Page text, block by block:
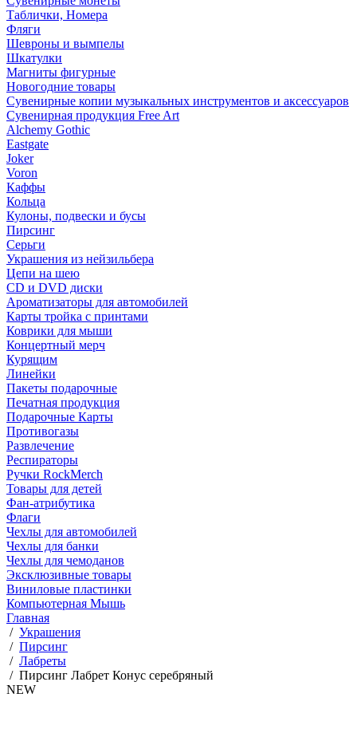
Таблички, Номера
Фляги
Шевроны и вымпелы
Шкатулки
Магниты фигурные
Новогодние товары
Сувенирные копии музыкальных инструментов и аксессуаров
Сувенирная продукция Free Art
Alchemy Gothic
Eastgate
Joker
Voron
Каффы
Кольца
Кулоны, подвески и бусы
Пирсинг
Серьги
Украшения из нейзильбера
Цепи на шею
CD и DVD диски
Ароматизаторы для автомобилей
Карты тройка с принтами
Коврики для мыши
Концертный мерч
Курящим
Линейки
Пакеты подарочные
Печатная продукция
Подарочные Карты
Противогазы
Развлечение
Респираторы
Ручки RockMerch
Товары для детей
Фан-атрибутика
Флаги
Чехлы для автомобилей
Чехлы для банки
Чехлы для чемоданов
Эксклюзивные товары
Виниловые пластинки
Компьютерная Мышь
Главная
/ Украшения
/ Пирсинг
/ Лабреты
/ Пирсинг Лабрет Конус серебряный
NEW